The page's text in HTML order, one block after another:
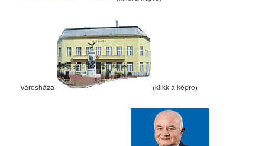
Városháza (klikk a képre)